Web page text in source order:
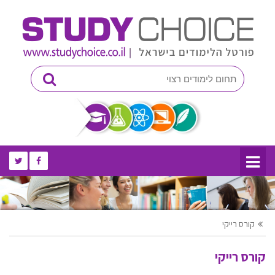
קורס רייקי
קורס רייקי